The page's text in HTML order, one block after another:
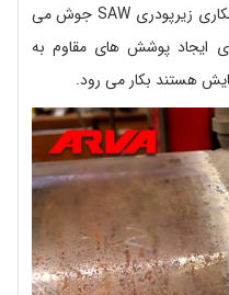
ساختمانی پراستحکام نیز با روش جوشکاری زیرپودری SAW جوش می
ایجاد پوشش های مقاوم به
هستند بکار می رود.